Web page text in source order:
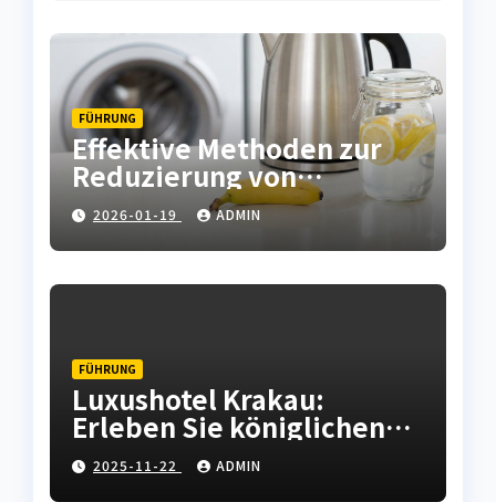
FÜHRUNG
Effektive Methoden zur
Reduzierung von
Kalkablagerungen in
Haushaltsgeräten
2026-01-19 ADMIN
FÜHRUNG
Luxushotel Krakau:
Erleben Sie königlichen
Komfort in der polnischen
Kulturhauptstadt
2025-11-22 ADMIN